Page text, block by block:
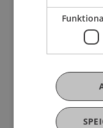
Liechtenstein
T +423 265 11 11
Disclaimer
Impressum
Fußzeile
my.uni.li